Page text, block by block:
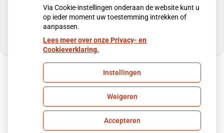
U heeft geen toestemming gegeven voor
externe inhoud die nodig is om dit te zien.
Cookie-instellingen wijzigen
Uw Zorg Online
Cookie-instellingen
Via Cookie-instellingen onderaan de website kunt u
op ieder moment uw toestemming intrekken of
aanpassen.
Lees meer over onze Privacy- en
Cookieverklaring.
Instellingen
Weigeren
Accepteren